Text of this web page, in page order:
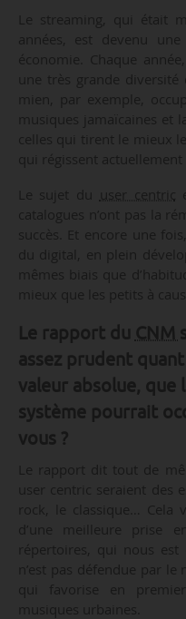
Le streaming, qui était
années, est devenu
économie. Chaque
une très grande
mien, par exemple,
musiques jamaïcaines et
celles qui tirent le mieux
qui régissent actuellement
Le sujet du
user centric
catalogues n’ont pas la
succès. Et encore une
du digital, en plein
mêmes biais que
mieux que les petits à
Le rapport du CNM
assez prudent
valeur absolue, que
système pourrait
vous ?
Le rapport dit tout de
user centric seraient des
rock, le classique… Cela
d’une meilleure prise
répertoires, qui nous
n’est pas défendue par
qui favorise en
musiques urbaines.